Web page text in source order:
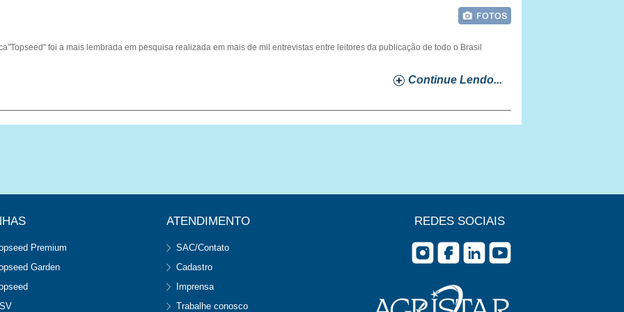
foi a mais lembrada em pesquisa realizada em mais de mil entrevistas entre leitores da publicação de todo o Brasil
Continue Lendo...
Premium
Garden
ATENDIMENTO
SAC/Contato
Cadastro
Imprensa
Trabalhe conosco
REDES SOCIAIS